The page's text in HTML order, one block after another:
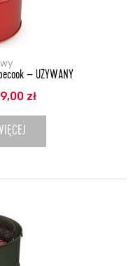
– UŻYWANY
zł.
złAktualna
wynosi: